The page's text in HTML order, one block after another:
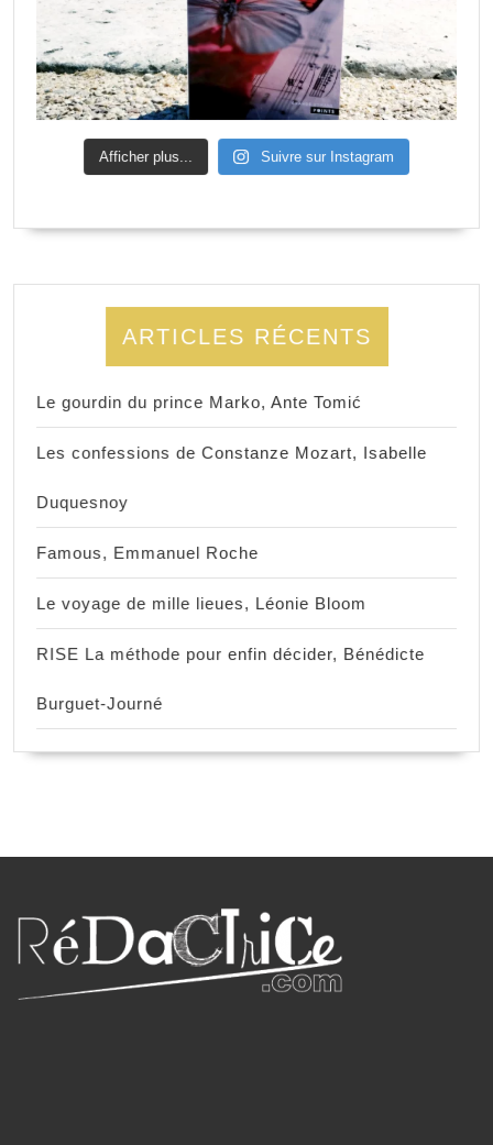
Afficher plus... Suivre sur Instagram
ARTICLES RÉCENTS
Le gourdin du prince Marko, Ante Tomić
Les confessions de Constanze Mozart, Isabelle
Duquesnoy
Famous, Emmanuel Roche
Le voyage de mille lieues, Léonie Bloom
RISE La méthode pour enfin décider, Bénédicte
Burguet-Journé